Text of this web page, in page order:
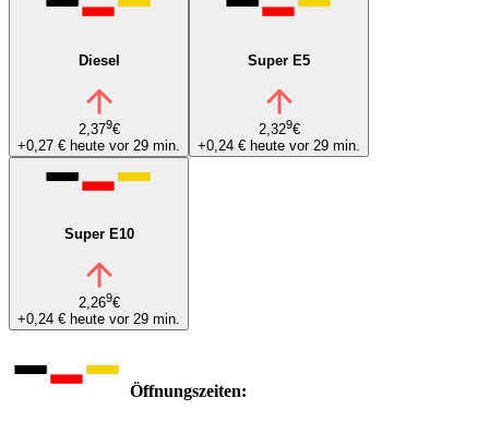
Diesel
2,379€
+0,27 € heute vor 29 min.
Super E5
2,329€
+0,24 € heute vor 29 min.
Super E10
2,269€
+0,24 € heute vor 29 min.
Öffnungszeiten: